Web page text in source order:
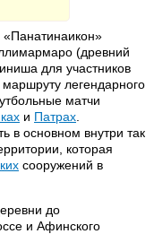
«Панатинаикон»
(древний
для участников
легендарного
матчи
и Патрах
в основном внутри так
которая
сооружений в
до
и Афинского